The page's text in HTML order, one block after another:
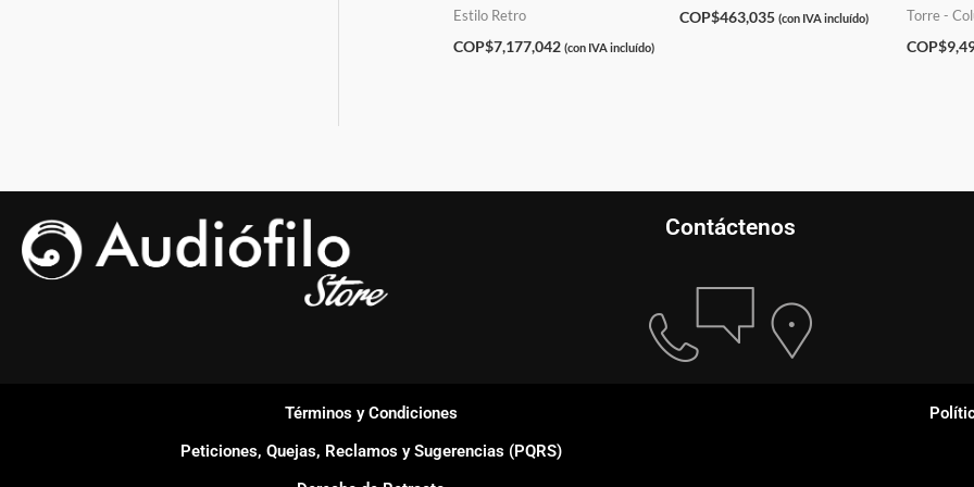
Estilo Retro
COP$7,177,042 (con IVA incluído)
COP$463,035 (con IVA incluído)
Torre -
COP$
Contáctenos
Términos y Condiciones
Peticiones, Quejas, Reclamos y Sugerencias (PQRS)